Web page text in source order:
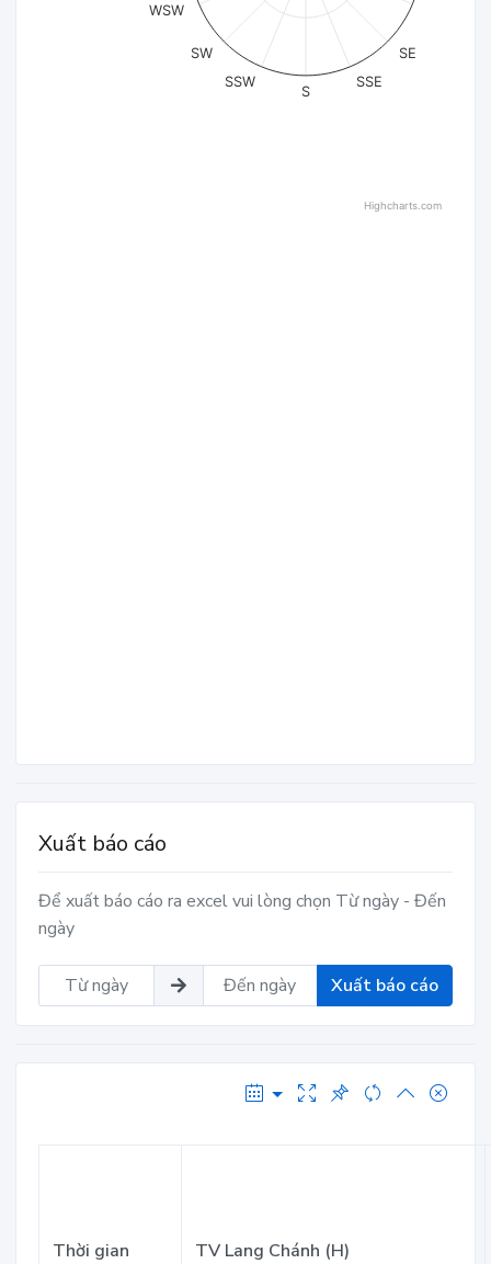
SE
SSE
S
SSW
SW
WSW
Highcharts.com
Xuất báo cáo
Để xuất báo cáo ra excel vui lòng chọn Từ ngày - Đến
ngày
Xuất báo cáo
Thời gian TV Lang Chánh (H)